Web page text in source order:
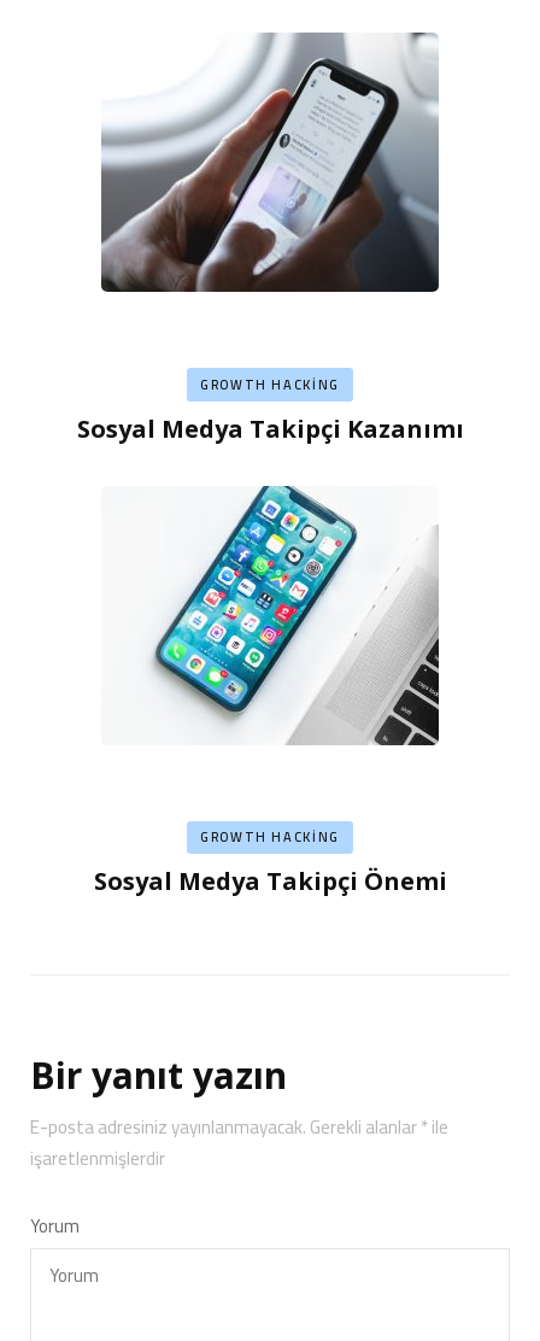
GROWTH HACKING
Sosyal Medya Takipçi Kazanımı
GROWTH HACKING
Sosyal Medya Takipçi Önemi
Bir yanıt yazın
E-posta adresiniz yayınlanmayacak.Gerekli alanlar*ile
işaretlenmişlerdir
Yorum